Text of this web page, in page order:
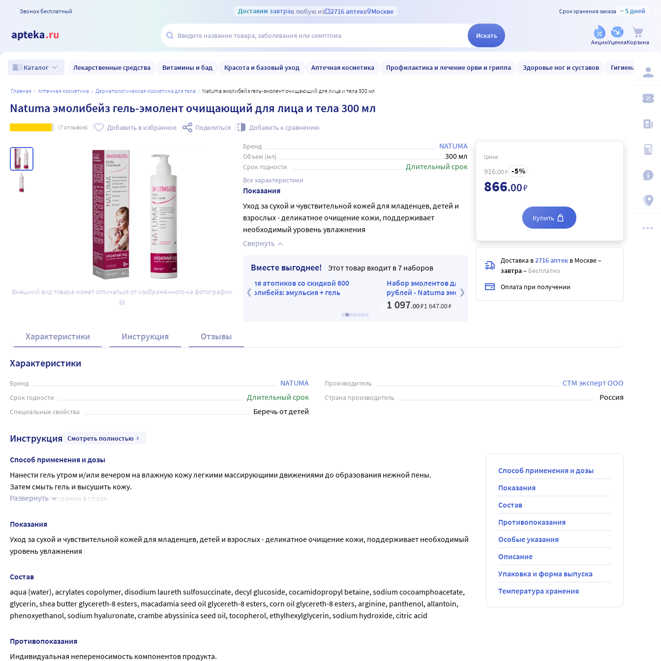
Звонок бесплатный Доставим завтрав любую из 2716 аптекв Москве Срок хранения заказа ~ 5 дней
Искать
АкцииУценкаКорзина
Каталог Лекарственные средства Витамины и бад Красота и базовый уход Аптечная косметика Профилактика и лечение орви и гриппа Здоровье ног и суставов Гигиена и уход
главная аптечная косметика дерматологическая косметика для тела Natuma эмолибейз гель-эмолент очищающий для лица и тела 300 мл
Natuma эмолибейз гель-эмолент очищающий для лица и тела 300 мл
(7отзывов) Добавить в избранное Поделиться Добавить к сравнению
Внешний вид товара может отличаться от изображённого на фотографии
Бренд NATUMA
Объем (мл) 300 мл
Срок годности Длительный срок
Все характеристики
Показания
Уход за сухой и чувствительной кожей для младенцев, детей и
взрослых - деликатное очищение кожи, поддерживает
необходимый уровень увлажнения
Свернуть
Вместе выгоднее!
Этот товар входит в 7 наборов
рублей - Natuma эмолибейз: эмульсия + гель
₽1 787
Набор эмолентов для атопиков со скидкой 550
рублей - Natuma эмолибейз: крем + гель
Набор эмолентов для атопиков со скидкой 1000
рублей - Natuma эмолибейз: крем + бальзам +
эмульсия + гель
2 290
Цена:
916.00₽ 5
866.00₽
Купить
Доставка в2716 аптек в Москве–
завтра– Бесплатно
Оплата при получении
Характеристики Инструкция Отзывы
Характеристики
Бренд NATUMA Производитель СТМ эксперт ООО
Срок годности Длительный срок Страна производитель Россия
Специальные свойства Беречь от детей
Инструкция Смотреть полностью
Способ применения и дозы
Нанести гель утром и/или вечером на влажную кожу легкими массирующими движениями до образования нежной пены.
Затем смыть гель и высушить кожу.
Избегать попадания в глаза.
(НАТУМА ЭМОЛИБЕЙЗ).
Развернуть
Показания
Уход за сухой и чувствительной кожей для младенцев, детей и взрослых - деликатное очищение кожи, поддерживает необходимый
уровень увлажнения
Состав
aqua (water), acrylates copolymer, disodium laureth sulfosuccinate, decyl glucoside, cocamidopropyl betaine, sodium cocoamphoacetate,
glycerin, shea butter glycereth-8 esters, macadamia seed oil glycereth-8 esters, corn oil glycereth-8 esters, arginine, panthenol, allantoin,
phenoxyethanol, sodium hyaluronate, crambe abyssinica seed oil, tocopherol, ethylhexylglycerin, sodium hydroxide, citric acid
Противопоказания
Индивидуальная непереносимость компонентов продукта.
Способ применения и дозы
Показания
Состав
Противопоказания
Особые указания
Описание
Упаковка и форма выпуска
Температура хранения